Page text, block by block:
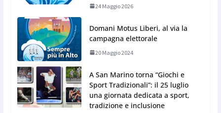
24 Maggio 2026
Domani Motus Liberi, al via la
campagna elettorale
20 Maggio 2024
A San Marino torna “Giochi e
Sport Tradizionali”: il 25 luglio
una giornata dedicata a sport,
tradizione e inclusione